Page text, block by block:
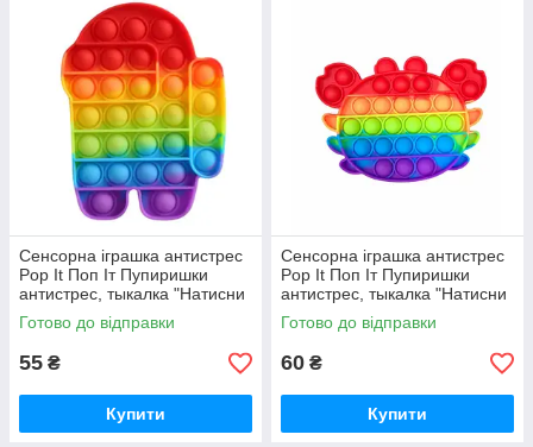
Сенсорна іграшка антистрес
Pop It Поп Іт Пупиришки
антистрес, тыкалка "Натисни
міхур" амонг ас Among Us
Готово до відправки
55 ₴
Купити
Сенсорна іграшка антистрес
Pop It Поп Іт Пупиришки
антистрес, тыкалка "Натисни
міхур" краб
Готово до відправки
60 ₴
Купити